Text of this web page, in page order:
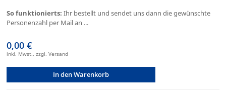
So funktionierts: Ihr bestellt und sendet uns dann die gewünschte
Personenzahl per Mail an ...
0,00 €
inkl. Mwst., zzgl. Versand
In den Warenkorb